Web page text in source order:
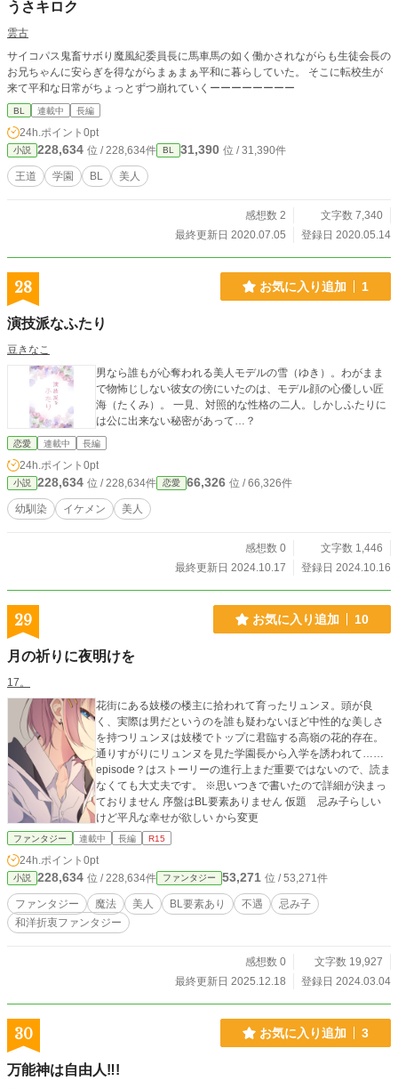
うさキロク
雲古
サイコパス鬼畜サボり魔風紀委員長に馬車馬の如く働かされながらも生徒会長の
お兄ちゃんに安らぎを得ながらまぁまぁ平和に暮らしていた。 そこに転校生が
来て平和な日常がちょっとずつ崩れていくーーーーーーーー
BL 連載中 長編
24h.ポイント 0pt
小説 228,634 位 / 228,634件 BL 31,390 位 / 31,390件
王道 学園 BL 美人
感想数 2
文字数 7,340
最終更新日 2020.07.05
登録日 2020.05.14
28 お気に入り追加 1
演技派なふたり
豆きなこ
男なら誰もが心奪われる美人モデルの雪（ゆき）。わがまま
で物怖じしない彼女の傍にいたのは、モデル顔の心優しい匠
海（たくみ）。 一見、対照的な性格の二人。しかしふたりに
は公に出来ない秘密があって…？
恋愛 連載中 長編
24h.ポイント 0pt
小説 228,634 位 / 228,634件 恋愛 66,326 位 / 66,326件
幼馴染 イケメン 美人
感想数 0
文字数 1,446
最終更新日 2024.10.17
登録日 2024.10.16
29 お気に入り追加 10
月の祈りに夜明けを
17。
花街にある妓楼の楼主に拾われて育ったリュンヌ。頭が良
く、実際は男だというのを誰も疑わないほど中性的な美しさ
を持つリュンヌは妓楼でトップに君臨する高嶺の花的存在。
通りすがりにリュンヌを見た学園長から入学を誘われて……
episode？はストーリーの進行上まだ重要ではないので、読ま
なくても大丈夫です。 ※思いつきで書いたので詳細が決まっ
ておりません 序盤はBL要素ありません 仮題 忌み子らしい
けど平凡な幸せが欲しい から変更
ファンタジー 連載中 長編 R15
24h.ポイント 0pt
小説 228,634 位 / 228,634件 ファンタジー 53,271 位 / 53,271件
ファンタジー 魔法 美人 BL要素あり 不遇
忌み子
和洋折衷ファンタジー
感想数 0
文字数 19,927
最終更新日 2025.12.18
登録日 2024.03.04
30 お気に入り追加 3
万能神は自由人‼︎!